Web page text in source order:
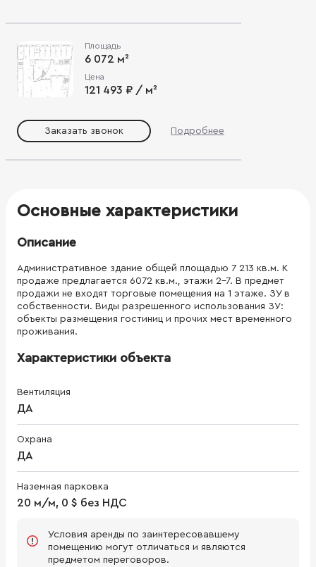
Площадь
6 072 м²
Цена
121 493 ₽ / м²
Заказать звонок Подробнее
Основные характеристики
Описание
Административное здание общей площадью 7 213 кв.м. К
продаже предлагается 6072 кв.м., этажи 2-7. В предмет
продажи не входят торговые помещения на 1 этаже. ЗУ в
собственности. Виды разрешенного использования ЗУ:
объекты размещения гостиниц и прочих мест временного
проживания.
Характеристики объекта
Вентиляция
ДА
Охрана
ДА
Наземная парковка
20 м/м, 0 $ без НДС
Условия аренды по заинтересовавшему
помещению могут отличаться и являются
предметом переговоров.